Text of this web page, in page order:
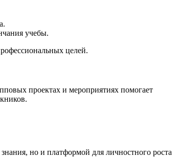
учебы.
целей.
проектах и мероприятиях помогает
но и платформой для личностного роста